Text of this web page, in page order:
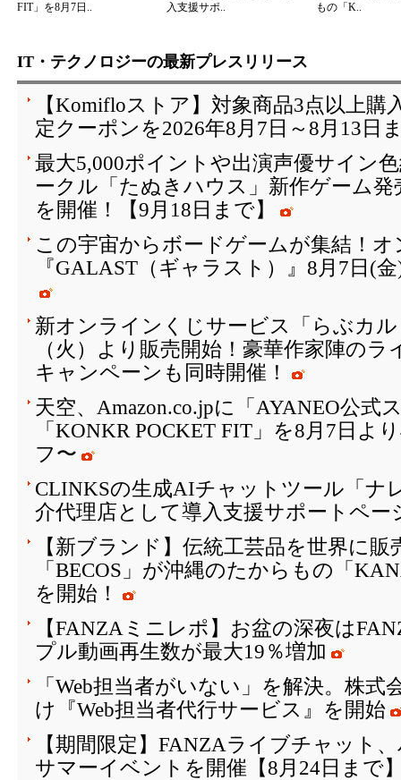
FIT」を8月7日..
入支援サポ..
もの「K..
IT・テクノロジーの最新プレスリリース
【Komifloストア】対象商品3点以上購
定クーポンを2026年8月7日～8月13日
最大5,000ポイントや出演声優サイン
ークル「たぬきハウス」新作ゲーム
を開催！【9月18日まで】
この宇宙からボードゲームが集結！
『GALAST（ギャラスト）』8月7日(
新オンラインくじサービス「らぶカ
（火）より販売開始！豪華作家陣の
キャンペーンも同時開催！
天空、Amazon.co.jpに「AYANEO公式
「KONKR POCKET FIT」を8月7日よ
フ〜
CLINKSの生成AIチャットツール「ナ
介代理店として導入支援サポートペー
【新ブランド】伝統工芸品を世界に販
「BECOS」が沖縄のたからもの「
を開始！
【FANZAミニレポ】お盆の深夜は
プル動画再生数が最大19％増加
「Web担当者がいない」を解決。株式
け『Web担当者代行サービス』を開始
【期間限定】FANZAライブチャット
サマーイベントを開催【8月24日まで